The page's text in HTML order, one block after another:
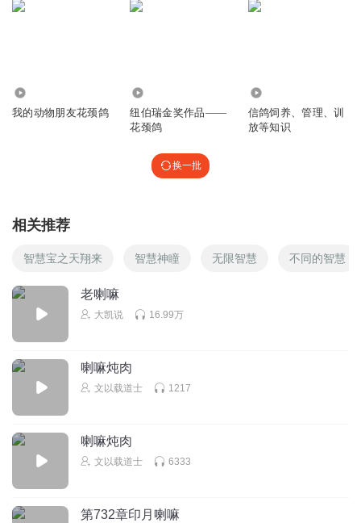
我的动物朋友花颈鸽
纽伯瑞金奖作品——
花颈鸽
信鸽饲养、管理、训
放等知识
换一批
相关推荐
智慧宝之天翔来 智慧神瞳 无限智慧 不同的智慧
老喇嘛
大凯说 16.99万
喇嘛炖肉
文以载道士 1217
喇嘛炖肉
文以载道士 6333
第732章印月喇嘛